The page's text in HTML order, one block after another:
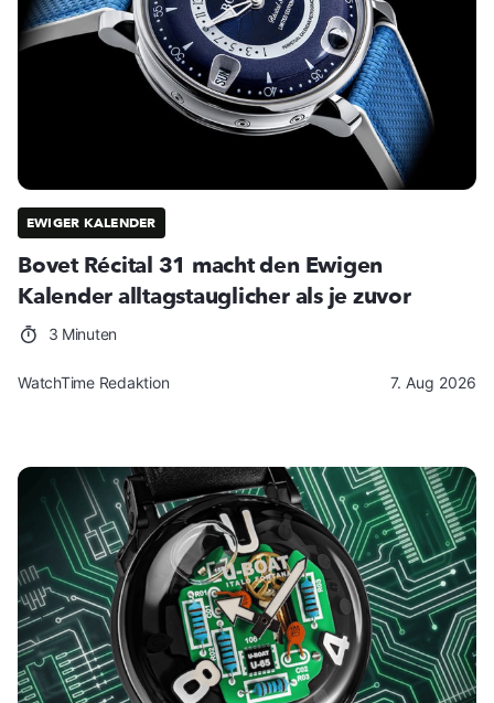
EWIGER KALENDER
Bovet Récital 31 macht den Ewigen
Kalender alltagstauglicher als je zuvor
3 Minuten
WatchTime Redaktion 7. Aug 2026